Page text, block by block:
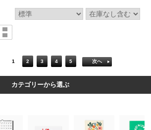
1 2 3 4 5 次へ
カテゴリーから選ぶ